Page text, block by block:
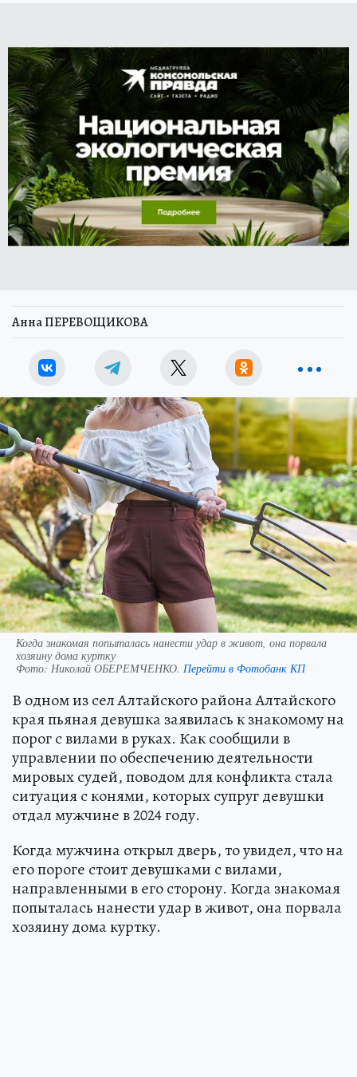
Анна ПЕРЕВОЩИКОВА
Когда знакомая попыталась нанести удар в живот, она порвала
хозяину дома куртку
Фото: Николай ОБЕРЕМЧЕНКО. Перейти в Фотобанк КП
В одном из сел Алтайского района Алтайского
края пьяная девушка заявилась к знакомому на
порог с вилами в руках. Как сообщили в
управлении по обеспечению деятельности
мировых судей, поводом для конфликта стала
ситуация с конями, которых супруг девушки
отдал мужчине в 2024 году.
Когда мужчина открыл дверь, то увидел, что на
его пороге стоит девушками с вилами,
направленными в его сторону. Когда знакомая
попыталась нанести удар в живот, она порвала
хозяину дома куртку.